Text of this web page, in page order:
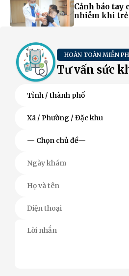
Cảnh báo tay
nhiễm khi
HOÀN TOÀN MIỄN
Tư vấn sức